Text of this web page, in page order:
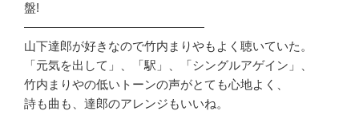
盤!
———————————————
山下達郎が好きなので竹内まりやもよく聴いていた。
「元気を出して」、「駅」、「シングルアゲイン」、
竹内まりやの低いトーンの声がとても心地よく、
詩も曲も、達郎のアレンジもいいね。